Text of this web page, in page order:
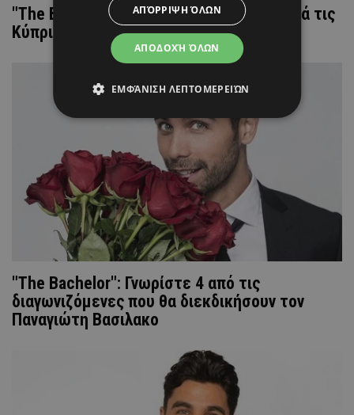
"The Bachelor": Γνωρίστε για πρώτη φορά τις
Κύπριες διαγωνιζόμενες
"The Bachelor": Γνωρίστε 4 από τις
διαγωνιζόμενες που θα διεκδικήσουν τον
Παναγιώτη Βασιλακο
ΑΠΟΔΟΧΉ ΌΛΩΝ
ΑΠΌΡΡΙΨΗ ΌΛΩΝ
ΕΜΦΆΝΙΣΗ ΛΕΠΤΟΜΕΡΕΙΏΝ